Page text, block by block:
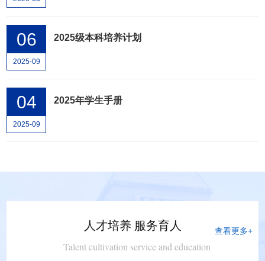
06
2025-09
2025级本科培养计划
04
2025-09
2025年学生手册
人才培养 服务育人
Talent cultivation service and education
查看更多+